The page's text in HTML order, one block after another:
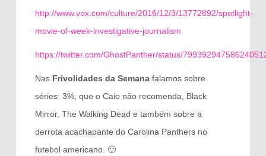
http://www.vox.com/culture/2016/12/3/13772892/spotlight-
movie-of-week-investigative-journalism
https://twitter.com/GhostPanther/status/
Nas Frivolidades da Semanafalamos sobre
séries: 3%, que o Caio não recomenda, Black
Mirror, The Walking Dead e também sobre a
derrota acachapante do Carolina Panthers no
futebol americano. 🙂